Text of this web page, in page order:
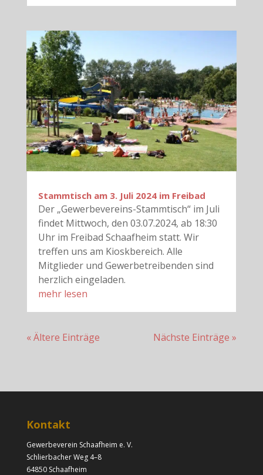
Stammtisch am 3. Juli 2024 im Freibad
Der „Gewerbevereins-Stammtisch“ im Juli
findet Mittwoch, den 03.07.2024, ab 18:30
Uhr im Freibad Schaafheim statt. Wir
treffen uns am Kioskbereich. Alle
Mitglieder und Gewerbetreibenden sind
herzlich eingeladen.
mehr lesen
« Ältere Einträge Nächste Einträge »
Kontakt
Gewerbeverein Schaafheim e. V.
Schlierbacher Weg 4–8
64850 Schaafheim